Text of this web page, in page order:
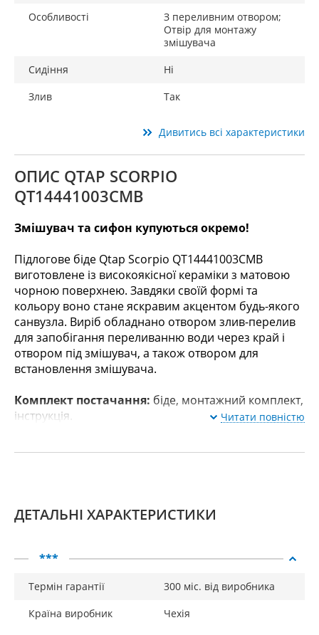
Особливості
З переливним отвором;
Отвір для монтажу
змішувача
Сидіння
Ні
Злив
Так
Дивитись всі характеристики
ОПИС QTAP SCORPIO
QT14441003CMB
Змішувач та сифон купуються окремо!
Підлогове біде Qtap Scorpio QT14441003CMB
виготовлене із високоякісної кераміки з матовою
чорною поверхнею. Завдяки своїй формі та
кольору воно стане яскравим акцентом будь-якого
санвузла. Виріб обладнано отвором злив-перелив
для запобігання переливанню води через край і
отвором під змішувач, а також отвором для
встановлення змішувача.
Комплект постачання: біде, монтажний комплект,
інструкція.
Читати повністю
ДЕТАЛЬНІ ХАРАКТЕРИСТИКИ
***
Термін гарантії
300 міс. від виробника
Країна виробник
Чехія